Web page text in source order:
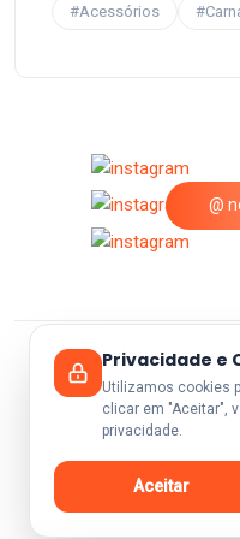
#Acessórios
@
©
Privacidade e
Utilizamos cookies
clicar em "Aceitar",
privacidade.
Aceitar